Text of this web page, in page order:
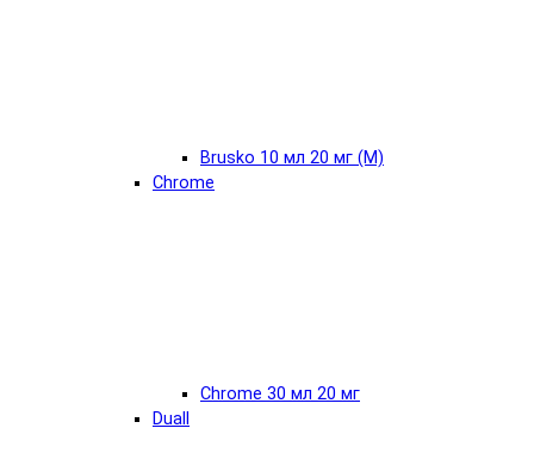
Brusko 10 мл 20 мг (М)
Chrome
Chrome 30 мл 20 мг
Duall